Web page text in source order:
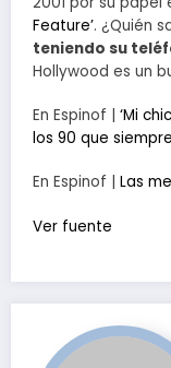
Feature’. ¿Quién
teniendo su
Hollywood es un
En Espinof | ‘Mi
los 90 que
En Espinof | Las
Ver fuente